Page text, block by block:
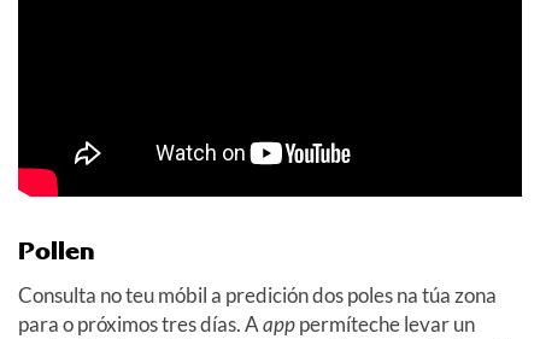
Pollen
Consulta no teu móbil a predición dos poles na túa zona
para o próximos tres días. Aapppermíteche levar un